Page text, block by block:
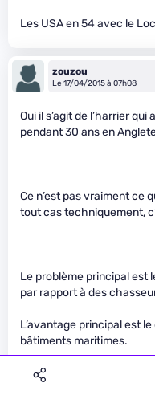
Les USA en 54 avec le
zouzou
Le 17/04/2015 à 07h08
Oui il s’agit de l’harrier
pendant 30 ans en
Ce n’est pas vraiment ce
tout cas techniquement,
Le problème principal est
par rapport à des
L’avantage principal est
bâtiments maritimes.
Autre avantage:
http://